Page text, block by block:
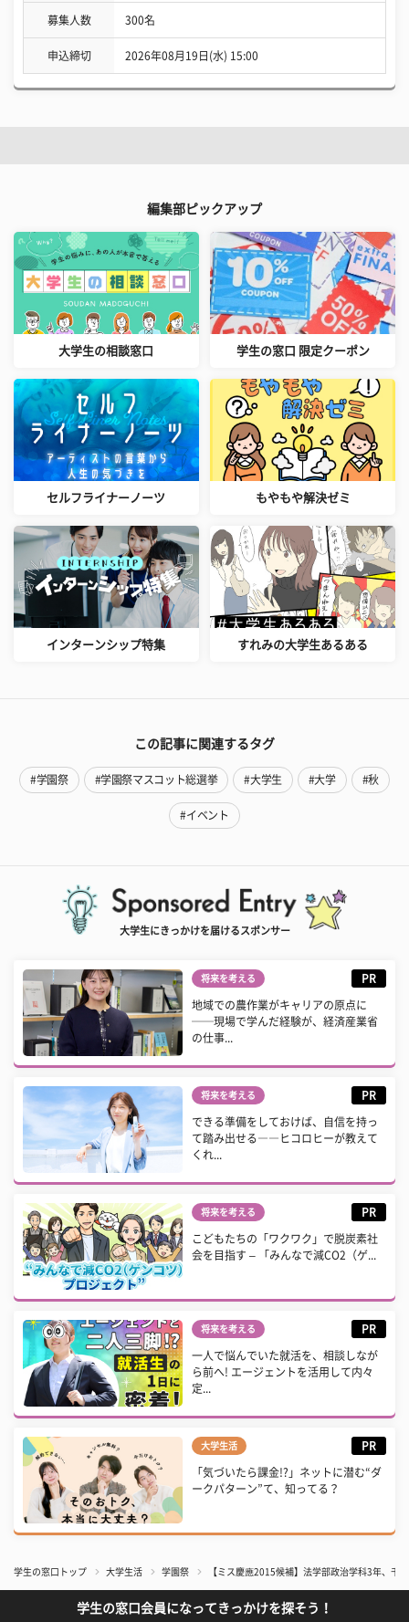
募集人数 300名
申込締切 2026年08月19日(水) 15:00
編集部ピックアップ
大学生の相談窓口 学生の窓口 限定クーポン
セルフライナーノーツ もやもや解決ゼミ
インターンシップ特集 すれみの大学生あるある
この記事に関連するタグ
#学園祭 #学園祭マスコット総選挙 #大学生 #大学 #秋
#イベント
大学生にきっかけを届けるスポンサー
将来を考える PR
地域での農作業がキャリアの原点に
──現場で学んだ経験が、経済産業省
の仕事...
将来を考える PR
できる準備をしておけば、自信を持っ
て踏み出せる――ヒコロヒーが教えて
くれ...
将来を考える PR
こどもたちの「ワクワク」で脱炭素社
会を目指す – 「みんなで減CO2（ゲ...
将来を考える PR
一人で悩んでいた就活を、相談しなが
ら前へ! エージェントを活用して内々
定...
大学生活 PR
「気づいたら課金!?」ネットに潜む“ダ
ークパターン”て、知ってる？
学生の窓口トップ 大学生活 学園祭 【ミス慶應2015候補】法学部政治学科3年、千
学生の窓口会員になってきっかけを探そう！